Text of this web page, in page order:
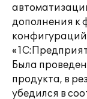
дополнения к
Была
продукта, в
убедился в